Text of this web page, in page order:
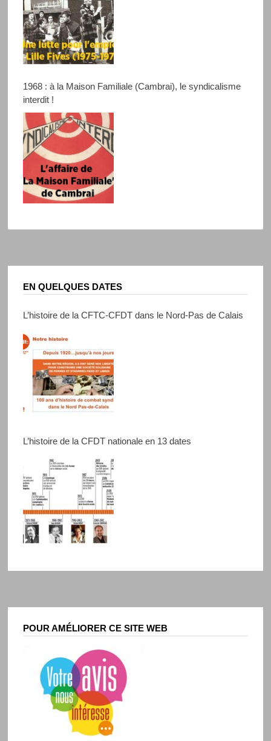
1968 : à la Maison Familiale (Cambrai), le syndicalisme
interdit !
EN QUELQUES DATES
L’histoire de la CFTC-CFDT dans le Nord-Pas de Calais
L’histoire de la CFDT nationale en 13 dates
POUR AMÉLIORER CE SITE WEB